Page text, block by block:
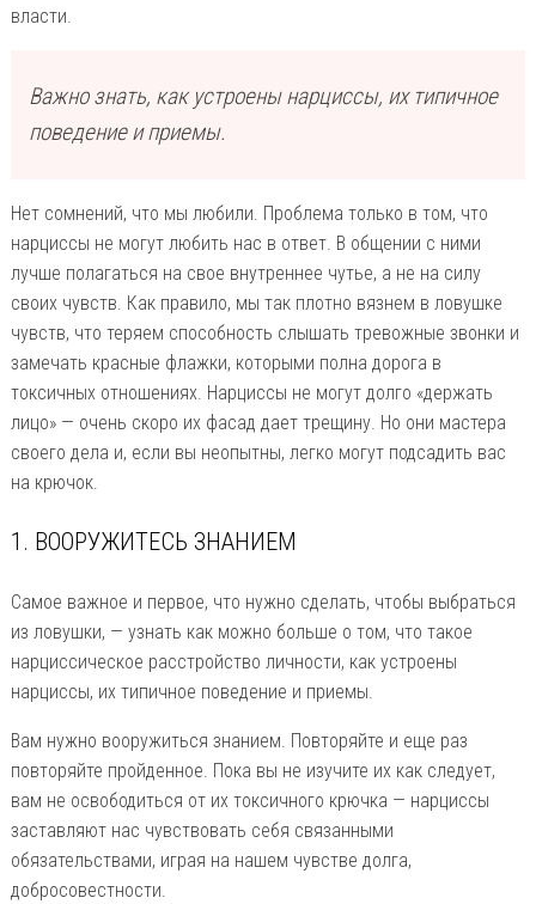
власти.
Важно знать, как устроены нарциссы, их типичное
поведение и приемы.
Нет сомнений, что мы любили. Проблема только в том, что
нарциссы не могут любить нас в ответ. В общении с ними
лучше полагаться на свое внутреннее чутье, а не на силу
своих чувств. Как правило, мы так плотно вязнем в ловушке
чувств, что теряем способность слышать тревожные звонки и
замечать красные флажки, которыми полна дорога в
токсичных отношениях. Нарциссы не могут долго «держать
лицо» — очень скоро их фасад дает трещину. Но они мастера
своего дела и, если вы неопытны, легко могут подсадить вас
на крючок.
1. ВООРУЖИТЕСЬ ЗНАНИЕМ
Самое важное и первое, что нужно сделать, чтобы выбраться
из ловушки, — узнать как можно больше о том, что такое
нарциссическое расстройство личности, как устроены
нарциссы, их типичное поведение и приемы.
Вам нужно вооружиться знанием. Повторяйте и еще раз
повторяйте пройденное. Пока вы не изучите их как следует,
вам не освободиться от их токсичного крючка — нарциссы
заставляют нас чувствовать себя связанными
обязательствами, играя на нашем чувстве долга,
добросовестности.